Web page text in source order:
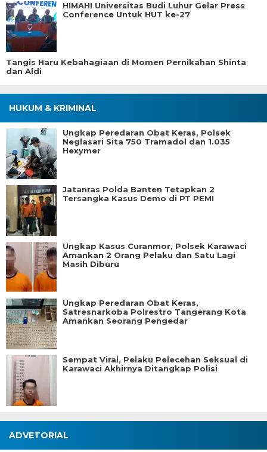
HIMAHI Universitas Budi Luhur Gelar Press
Conference Untuk HUT ke-27
Tangis Haru Kebahagiaan di Momen Pernikahan Shinta
dan Aldi
HUKUM & KRIMINAL
Ungkap Peredaran Obat Keras, Polsek
Neglasari Sita 750 Tramadol dan 1.035
Hexymer
Jatanras Polda Banten Tetapkan 2
Tersangka Kasus Demo di PT PEMI
Ungkap Kasus Curanmor, Polsek Karawaci
Amankan 2 Orang Pelaku dan Satu Lagi
Masih Diburu
Ungkap Peredaran Obat Keras,
Satresnarkoba Polrestro Tangerang Kota
Amankan Seorang Pengedar
Sempat Viral, Pelaku Pelecehan Seksual di
Karawaci Akhirnya Ditangkap Polisi
ADVETORIAL